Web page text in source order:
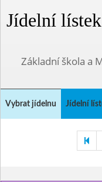
Jídelní lístek
Základní škola a
Vybrat jídelnu Jídelní